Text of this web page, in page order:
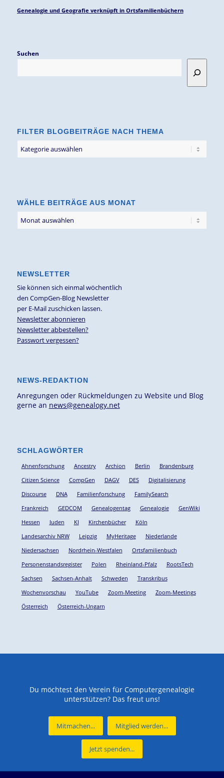
Genealogie und Geografie verknüpft in Ortsfamilienbüchern
Suchen
FILTER BLOGBEITRÄGE NACH THEMA
Blogbeiträge
WÄHLE BEITRÄGE AUS MONAT
NEWSLETTER
Sie können sich einmal wöchentlich
den CompGen-Blog Newsletter
per E-Mail zuschicken lassen.
Newsletter abonnieren
Newsletter abbestellen?
Passwort vergessen?
NEWS-REDAKTION
Anregungen oder Rückmeldungen zu Website und Blog
gerne an news@genealogy.net
SCHLAGWÖRTER
Ahnenforschung Ancestry Archion Berlin
Brandenburg
Citizen Science
CompGen DAGV DES
Digitalisierung
Discourse
DNA Familienforschung
FamilySearch
Frankreich
GEDCOM Genealogentag Genealogie
GenWiki
Hessen
Juden KI Kirchenbücher
Köln
Landesarchiv NRW
Leipzig MyHeritage
Niederlande
Niedersachsen
Nordrhein-Westfalen
Ortsfamilienbuch
Personenstandsregister
Polen Rheinland-Pfalz
RootsTech
Sachsen
Sachsen-Anhalt Schweden
Transkribus
Wochenvorschau
YouTube Zoom-Meeting
Zoom-Meetings
Österreich
Österreich-Ungarn
Du möchtest den Verein für Computergenealogie
unterstützen? Das freut uns!
Mitmachen... Mitglied werden...
Jetzt spenden...